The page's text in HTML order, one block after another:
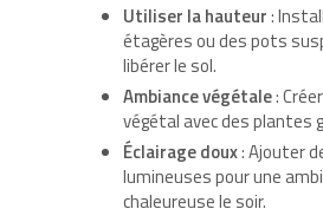
Utiliser la hauteur:
étagères ou des pots
libérer le sol.
Ambiance végétale:
végétal avec des plantes
Éclairage doux: Ajouter
lumineuses pour une
chaleureuse le soir.